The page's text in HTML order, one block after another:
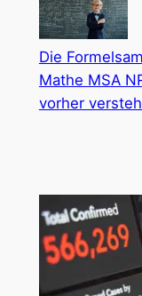
Die
Mathe MSA
vorher